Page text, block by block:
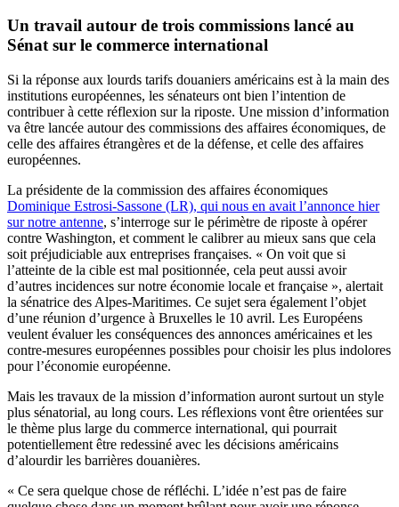
Un travail autour de trois commissions lancé au
Sénat sur le commerce international
Si la réponse aux lourds tarifs douaniers américains est à la main des
institutions européennes, les sénateurs ont bien l’intention de
contribuer à cette réflexion sur la riposte. Une mission d’information
va être lancée autour des commissions des affaires économiques, de
celle des affaires étrangères et de la défense, et celle des affaires
européennes.
La présidente de la commission des affaires économiques
Dominique Estrosi-Sassone (LR), qui nous en avait l’annonce hier
sur notre antenne, s’interroge sur le périmètre de riposte à opérer
contre Washington, et comment le calibrer au mieux sans que cela
soit préjudiciable aux entreprises françaises. « On voit que si
l’atteinte de la cible est mal positionnée, cela peut aussi avoir
d’autres incidences sur notre économie locale et française », alertait
la sénatrice des Alpes-Maritimes. Ce sujet sera également l’objet
d’une réunion d’urgence à Bruxelles le 10 avril. Les Européens
veulent évaluer les conséquences des annonces américaines et les
contre-mesures européennes possibles pour choisir les plus indolores
pour l’économie européenne.
Mais les travaux de la mission d’information auront surtout un style
plus sénatorial, au long cours. Les réflexions vont être orientées sur
le thème plus large du commerce international, qui pourrait
potentiellement être redessiné avec les décisions américains
d’alourdir les barrières douanières.
« Ce sera quelque chose de réfléchi. L’idée n’est pas de faire